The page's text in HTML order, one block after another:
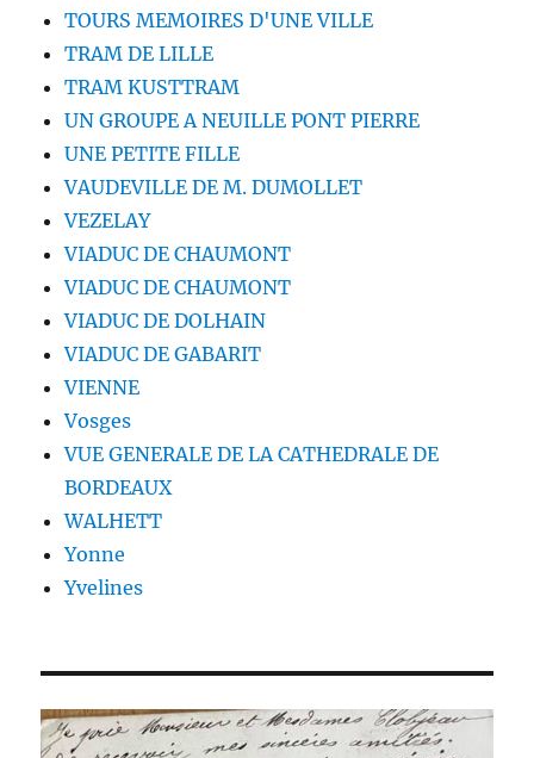
TOURS MEMOIRES D'UNE VILLE
TRAM DE LILLE
TRAM KUSTTRAM
UN GROUPE A NEUILLE PONT PIERRE
UNE PETITE FILLE
VAUDEVILLE DE M. DUMOLLET
VEZELAY
VIADUC DE CHAUMONT
VIADUC DE CHAUMONT
VIADUC DE DOLHAIN
VIADUC DE GABARIT
VIENNE
Vosges
VUE GENERALE DE LA CATHEDRALE DE
BORDEAUX
WALHETT
Yonne
Yvelines